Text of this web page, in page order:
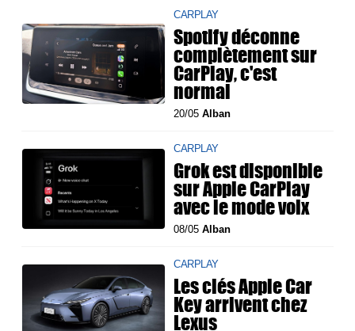
CARPLAY
Spotify déconne
complètement sur
CarPlay, c'est
normal
20/05Alban
CARPLAY
Grok est disponible
sur Apple CarPlay
avec le mode voix
08/05Alban
CARPLAY
Les clés Apple Car
Key arrivent chez
Lexus